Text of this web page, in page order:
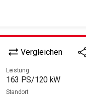
Vergleichen
Leistung
163 PS/120 kW
Standort